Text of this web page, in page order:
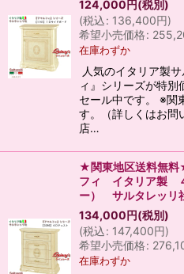
124,000円(税別)
(税込: 136,400円)
希望小売価格:
在庫わずか
人気のイタリア製
ィ』シリーズが特別
セール中です。 ※関
す。（詳しくはお問
店…
★関東地区送料無
フィ イタリア製
ー） サルタレッリ
134,000円(税別)
(税込: 147,400円)
希望小売価格:
在庫わずか